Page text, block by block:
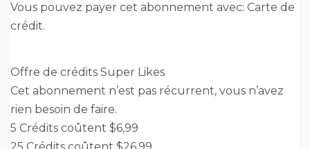
Vous pouvez payer cet abonnement avec: Carte de
crédit.
Offre de crédits Super Likes
Cet abonnement n’est pas récurrent, vous n’avez
rien besoin de faire.
5 Crédits coûtent $6,99